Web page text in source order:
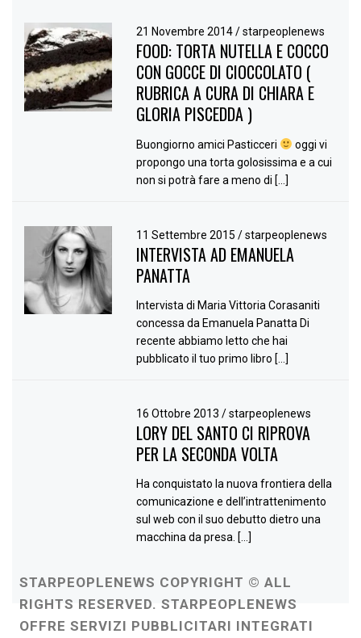
21 Novembre 2014/ starpeoplenews
FOOD: TORTA NUTELLA E COCCO
CON GOCCE DI CIOCCOLATO (
RUBRICA A CURA DI CHIARA E
GLORIA PISCEDDA )
Buongiorno amici Pasticceri
oggi vi
propongo una torta golosissima e a cui
non si potrà fare a meno di […]
11 Settembre 2015/ starpeoplenews
INTERVISTA AD EMANUELA
PANATTA
Intervista di Maria Vittoria Corasaniti
concessa da Emanuela Panatta Di
recente abbiamo letto che hai
pubblicato il tuo primo libro […]
16 Ottobre 2013/ starpeoplenews
LORY DEL SANTO CI RIPROVA
PER LA SECONDA VOLTA
Ha conquistato la nuova frontiera della
comunicazione e dell’intrattenimento
sul web con il suo debutto dietro una
macchina da presa. […]
STARPEOPLENEWS COPYRIGHT © ALL
RIGHTS RESERVED. STARPEOPLENEWS
OFFRE SERVIZI PUBBLICITARI INTEGRATI